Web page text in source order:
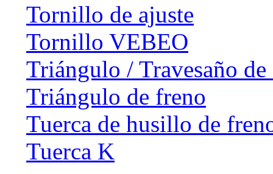
Tornillo de ajuste
Tornillo VEBEO
Triángulo / Travesaño de
Triángulo de freno
Tuerca de husillo de
Tuerca K